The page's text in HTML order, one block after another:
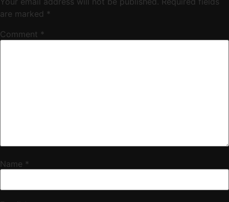
are marked *
Comment *
Name *